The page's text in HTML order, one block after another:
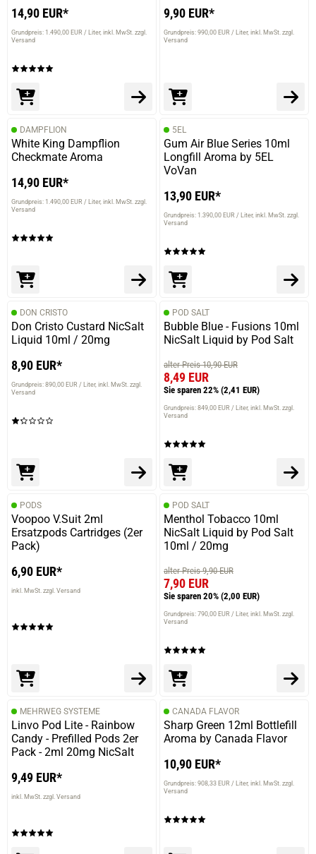
prev next
14,90 EUR*
Grundpreis: 1.490,00 EUR / Liter inkl. MwSt. zzgl.
Versand
9,90 EUR*
Grundpreis: 990,00 EUR / Liter inkl. MwSt. zzgl.
Versand
DAMPFLION
White King Dampflion
Checkmate Aroma
14,90 EUR*
Grundpreis: 1.490,00 EUR / Liter inkl. MwSt. zzgl.
Versand
5EL
Gum Air Blue Series 10ml
Longfill Aroma by 5EL
VoVan
13,90 EUR*
Grundpreis: 1.390,00 EUR / Liter inkl. MwSt. zzgl.
Versand
DON CRISTO
Don Cristo Custard NicSalt
Liquid 10ml / 20mg
8,90 EUR*
Grundpreis: 890,00 EUR / Liter inkl. MwSt. zzgl.
Versand
POD SALT
Bubble Blue - Fusions 10ml
NicSalt Liquid by Pod Salt
alter Preis 10,90 EUR
8,49 EUR
Sie sparen 22% (2,41 EUR)
Grundpreis: 849,00 EUR / Liter inkl. MwSt. zzgl.
Versand
PODS
Voopoo V.Suit 2ml
Ersatzpods Cartridges (2er
Pack)
6,90 EUR*
inkl. MwSt. zzgl. Versand
POD SALT
Menthol Tobacco 10ml
NicSalt Liquid by Pod Salt
10ml / 20mg
alter Preis 9,90 EUR
7,90 EUR
Sie sparen 20% (2,00 EUR)
Grundpreis: 790,00 EUR / Liter inkl. MwSt. zzgl.
Versand
MEHRWEG SYSTEME
Linvo Pod Lite - Rainbow
Candy - Prefilled Pods 2er
Pack - 2ml 20mg NicSalt
9,49 EUR*
inkl. MwSt. zzgl. Versand
CANADA FLAVOR
Sharp Green 12ml Bottlefill
Aroma by Canada Flavor
10,90 EUR*
Grundpreis: 908,33 EUR / Liter inkl. MwSt. zzgl.
Versand